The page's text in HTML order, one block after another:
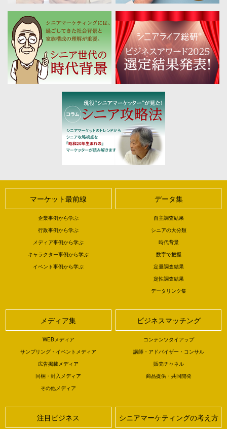
マーケット最前線
企業事例から学ぶ
行政事例から学ぶ
メディア事例から学ぶ
キャラクター事例から学ぶ
イベント事例から学ぶ
データ集
自主調査結果
シニアの大分類
時代背景
数字で把握
定量調査結果
定性調査結果
データリンク集
メディア集
WEBメディア
サンプリング・イベントメディア
広告掲載メディア
同梱・封入メディア
その他メディア
ビジネスマッチング
コンテンツタイアップ
講師・アドバイザー・コンサル
販売チャネル
商品提供・共同開発
注目ビジネス シニアマーケティングの考え方